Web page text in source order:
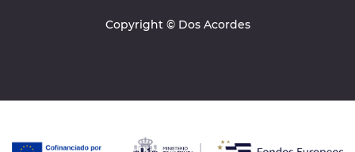
Copyright © Dos Acordes